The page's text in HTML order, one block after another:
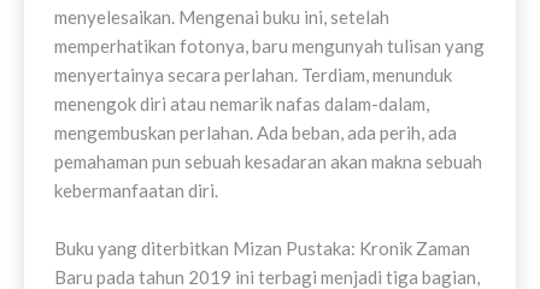
menyelesaikan. Mengenai buku ini, setelah
memperhatikan fotonya, baru mengunyah tulisan yang
menyertainya secara perlahan. Terdiam, menunduk
menengok diri atau nemarik nafas dalam-dalam,
mengembuskan perlahan. Ada beban, ada perih, ada
pemahaman pun sebuah kesadaran akan makna sebuah
kebermanfaatan diri.
Buku yang diterbitkan Mizan Pustaka: Kronik Zaman
Baru pada tahun 2019 ini terbagi menjadi tiga bagian,